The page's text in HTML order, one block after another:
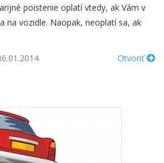
poistenie oplatí vtedy, ak Vám v
na vozidle. Naopak, neoplatí sa, ak
Otvoriť